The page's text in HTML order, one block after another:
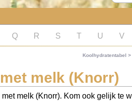
Q R S T U V
Koolhydratentabel >
melk (Knorr)
melk (Knorr). Kom ook gelijk te